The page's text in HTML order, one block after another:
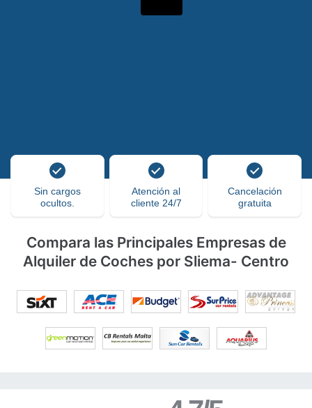
Sin cargos
ocultos.
Atención al
cliente 24/7
Cancelación
gratuita
Compara las Principales Empresas de
Alquiler de Coches por Sliema- Centro